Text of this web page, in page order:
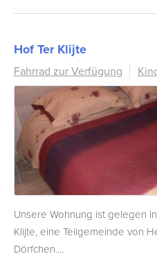
Hof Ter Klijte
Fahrrad zur Verfügung
Unsere Wohnung ist gelegen
Klijte, eine Teilgemeinde von
Dörfchen....